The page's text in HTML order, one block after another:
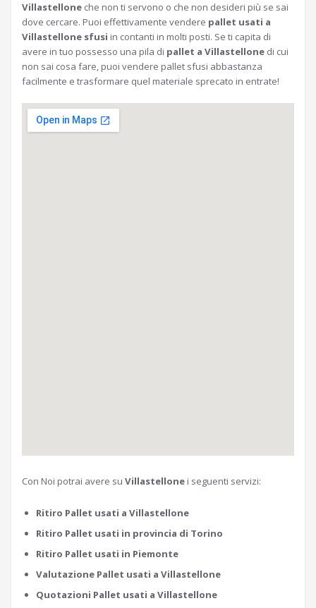
Villastellone che non ti servono o che non desideri più se sai
dove cercare. Puoi effettivamente vendere pallet usati a
Villastellone sfusi in contanti in molti posti. Se ti capita di
avere in tuo possesso una pila di pallet a Villastellone di cui
non sai cosa fare, puoi vendere pallet sfusi abbastanza
facilmente e trasformare quel materiale sprecato in entrate!
Con Noi potrai avere su Villastellone i seguenti servizi:
Ritiro Pallet usati a Villastellone
Ritiro Pallet usati in provincia di Torino
Ritiro Pallet usati in Piemonte
Valutazione Pallet usati a Villastellone
Quotazioni Pallet usati a Villastellone